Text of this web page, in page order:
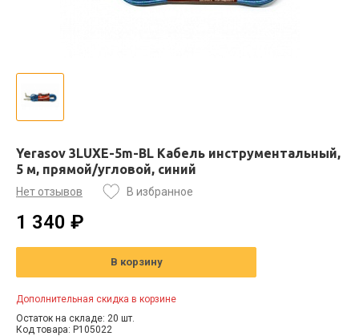
Yerasov 3LUXE-5m-BL Кабель инструментальный,
5 м, прямой/угловой, синий
Нет отзывов В избранное
1 340 ₽
В корзину
Дополнительная скидка в корзине
Остаток на складе: 20 шт.
Код товара: P105022